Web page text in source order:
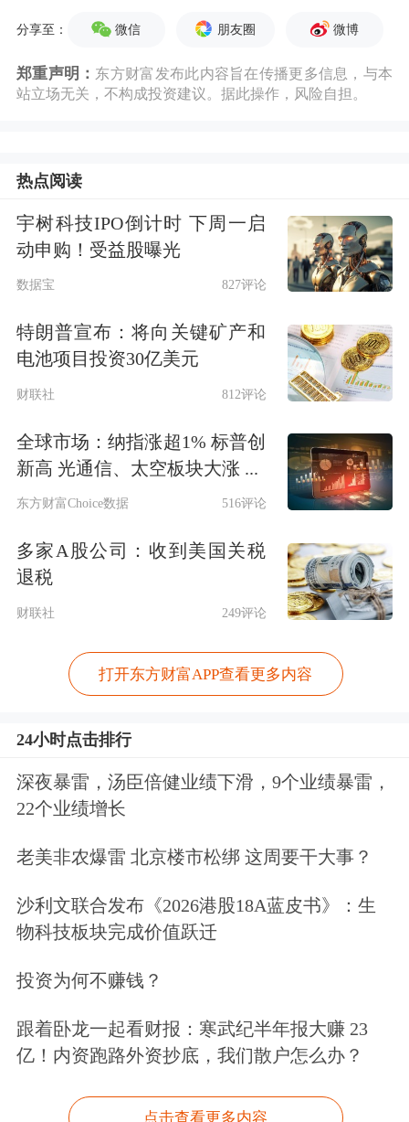
分享至： 微信 朋友圈 微博
郑重声明： 东方财富发布此内容旨在传播更多信息，与本
站立场无关，不构成投资建议。据此操作，风险自担。
热点阅读
宇树科技IPO倒计时 下周一启
动申购！受益股曝光
数据宝 827评论
特朗普宣布：将向关键矿产和
电池项目投资30亿美元
财联社 812评论
全球市场：纳指涨超1% 标普创
新高 光通信、太空板块大涨 ...
东方财富Choice数据 516评论
多家A股公司：收到美国关税
退税
财联社 249评论
打开东方财富APP查看更多内容
24小时点击排行
深夜暴雷，汤臣倍健业绩下滑，9个业绩暴雷，
22个业绩增长
老美非农爆雷 北京楼市松绑 这周要干大事？
沙利文联合发布《2026港股18A蓝皮书》：生
物科技板块完成价值跃迁
投资为何不赚钱？
跟着卧龙一起看财报：寒武纪半年报大赚 23
亿！内资跑路外资抄底，我们散户怎么办？
点击查看更多内容